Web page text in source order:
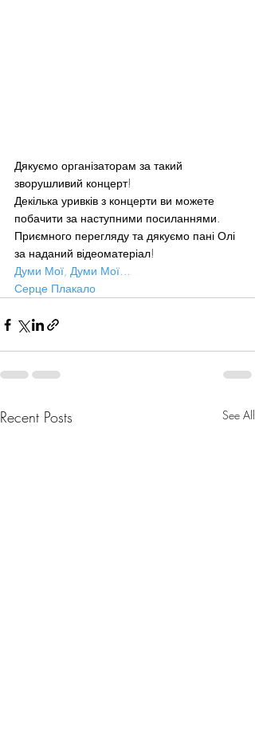
Дякуємо організаторам за такий
зворушливий концерт!
Декілька уривків з концерти ви можете
побачити за наступними посиланнями.
Приємного перегляду та дякуємо пані Олі
за наданий відеоматеріал!
Думи Мої, Думи Мої…
Серце Плакало
Recent Posts See All